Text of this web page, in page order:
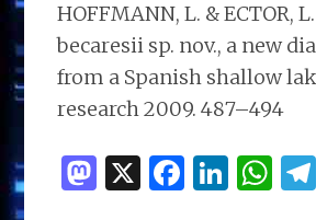
HOFFMANN, L. & ECTOR,
becaresii sp. nov., a new
from a Spanish shallow
research 2009. 487–494
M X F
Li W